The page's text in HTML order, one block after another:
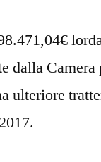
dalla
ulteriore